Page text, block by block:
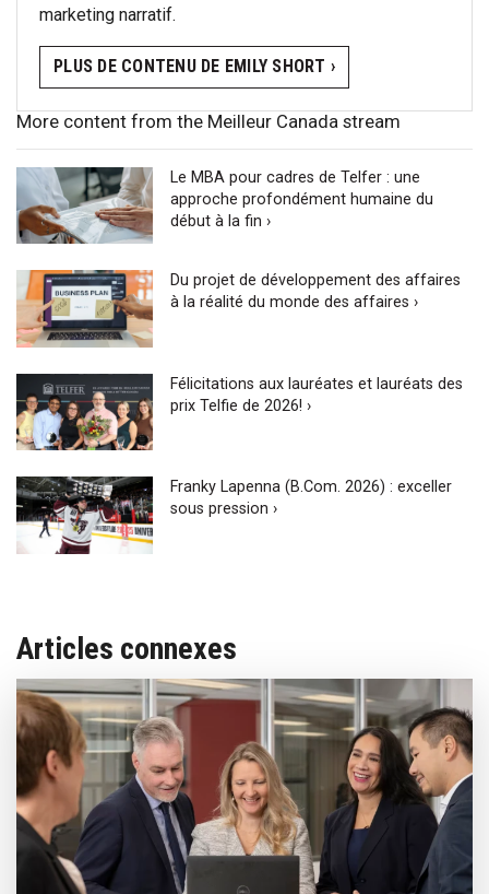
marketing narratif.
PLUS DE CONTENU DE EMILY SHORT ›
More content from the Meilleur Canada stream
Le MBA pour cadres de Telfer : une
approche profondément humaine du
début à la fin ›
Du projet de développement des affaires
à la réalité du monde des affaires ›
Félicitations aux lauréates et lauréats des
prix Telfie de 2026! ›
Franky Lapenna (B.Com. 2026) : exceller
sous pression ›
Articles connexes